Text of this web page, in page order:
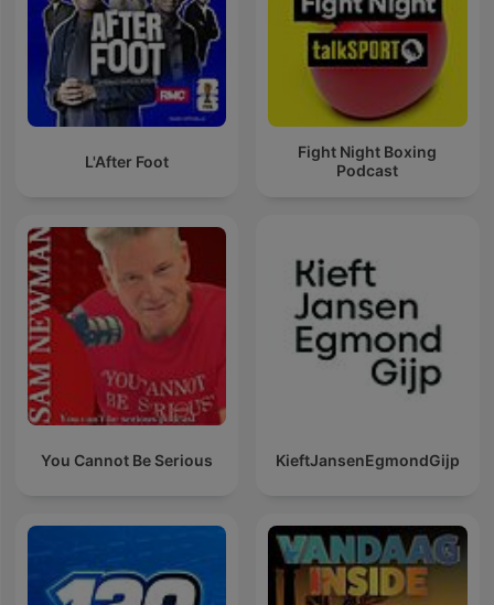
L'After Foot
Fight Night Boxing
Podcast
You Cannot Be Serious KieftJansenEgmondGijp